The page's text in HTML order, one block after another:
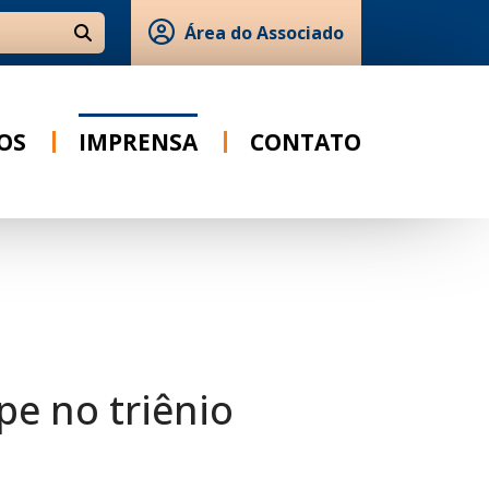
Ir para o resultado
Área do Associado
IMPRENSA CONTATO
no triênio